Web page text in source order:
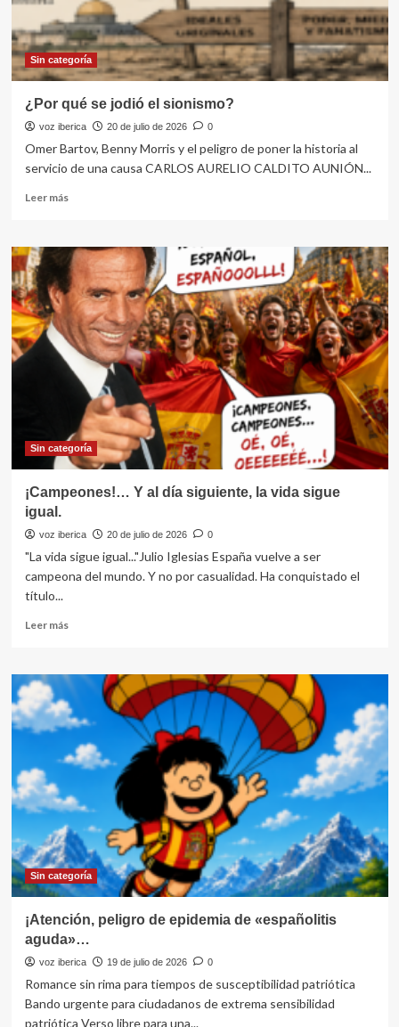
los
judíos?
Sin categoría
¿Por qué se jodió el sionismo?
voz iberica 20 de julio de 2026 0
Omer Bartov, Benny Morris y el peligro de poner la historia al
servicio de una causa CARLOS AURELIO CALDITO AUNIÓN...
Leer másLeer
¿Por
qué
se
jodió
sionismo?
Sin categoría
¡Campeones!… Y al día siguiente, la vida sigue
igual.
voz iberica 20 de julio de 2026 0
"La vida sigue igual..."Julio Iglesias España vuelve a ser
campeona del mundo. Y no por casualidad. Ha conquistado el
título...
Leer másLeer
¡Campeones!…
Y
al
día
siguiente,
la
sigue
igual.
Sin categoría
¡Atención, peligro de epidemia de «españolitis
aguda»…
voz iberica 19 de julio de 2026 0
Romance sin rima para tiempos de susceptibilidad patriótica
Bando urgente para ciudadanos de extrema sensibilidad
patriótica Verso libre para una...